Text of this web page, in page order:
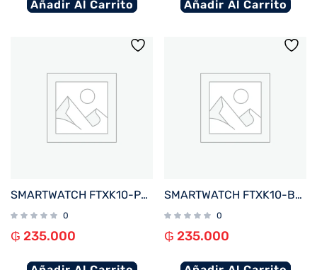
Añadir Al Carrito Añadir Al Carrito
SMARTWATCH FTXK10-PK 45MM ROSA ANDROID%2FIOS%2FBT%2FFREC. CARD%2FNOTIFICACIONES
0
₲ 235.000
SMARTWATCH FTXK10-BL 45MM AZUL ANDROID%2FIOS%2FBT%2FFREC. CARD%2FNOTIFICACIONES
0
₲ 235.000